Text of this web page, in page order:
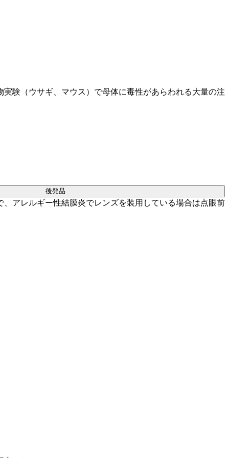
験（ウサギ、マウス）で母体に毒性があらわれる大量の注
アレルギー性結膜炎でレンズを装用している場合は点眼前
後発品